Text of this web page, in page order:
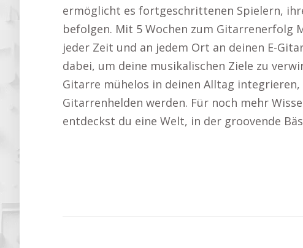
ermöglicht es fortgeschrittenen Spielern,
befolgen. Mit 5 Wochen zum Gitarrenerfolg
jeder Zeit und an jedem Ort an deinen E-
dabei, um deine musikalischen Ziele zu
Gitarre mühelos in deinen Alltag
Gitarrenhelden werden. Für noch mehr
entdeckst du eine Welt, in der groovende